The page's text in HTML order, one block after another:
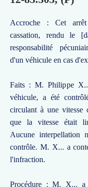
Accroche : Cet
cassation, rendu le
responsabilité
d'un véhicule en cas
Faits : M. Philippe
véhicule, a été
circulant à une vitesse
que la vitesse était
Aucune interpellation
contrôle. M. X... a
l'infraction.
Procédure : M. X... a